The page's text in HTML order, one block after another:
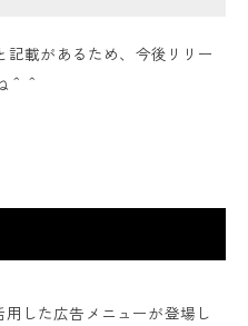
載があるため、今後リリー
＾
した広告メニューが登場し